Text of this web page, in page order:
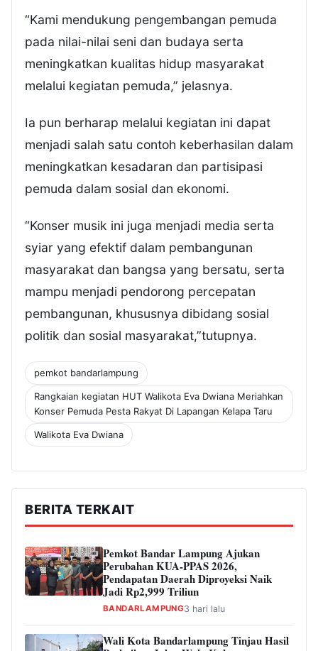
“Kami mendukung pengembangan pemuda
pada nilai-nilai seni dan budaya serta
meningkatkan kualitas hidup masyarakat
melalui kegiatan pemuda,” jelasnya.
Ia pun berharap melalui kegiatan ini dapat
menjadi salah satu contoh keberhasilan dalam
meningkatkan kesadaran dan partisipasi
pemuda dalam sosial dan ekonomi.
“Konser musik ini juga menjadi media serta
syiar yang efektif dalam pembangunan
masyarakat dan bangsa yang bersatu, serta
mampu menjadi pendorong percepatan
pembangunan, khususnya dibidang sosial
politik dan sosial masyarakat,”tutupnya.
pemkot bandarlampung
Rangkaian kegiatan HUT Walikota Eva Dwiana Meriahkan
Konser Pemuda Pesta Rakyat Di Lapangan Kelapa Taru
Walikota Eva Dwiana
BERITA TERKAIT
Pemkot Bandar Lampung Ajukan
Perubahan KUA-PPAS 2026,
Pendapatan Daerah Diproyeksi Naik
Jadi Rp2,999 Triliun
BANDARLAMPUNG3 hari lalu
Wali Kota Bandarlampung Tinjau Hasil